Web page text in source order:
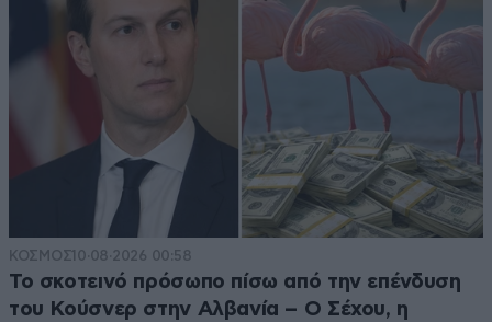
ΚΟΣΜΟΣ10·08·2026 00:58
Το σκοτεινό πρόσωπο πίσω από την επένδυση
του Κούσνερ στην Αλβανία – Ο Σέχου, η